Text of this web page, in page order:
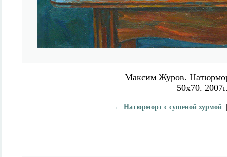
Максим Журов.
50х70.
← Натюрморт с сушеной хурмой